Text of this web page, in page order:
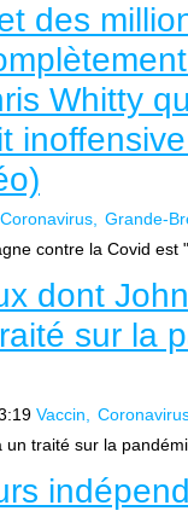
des
Whitty
Coronavirus
Grande-
contre la Covid est
dont
sur la
Vaccin
traité sur la